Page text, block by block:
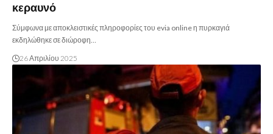
κεραυνό
Σύμφωνα με αποκλειστικές πληροφορίες του evia online η πυρκαγιά
εκδηλώθηκε σε διώροφη…
26 Απριλίου 2025